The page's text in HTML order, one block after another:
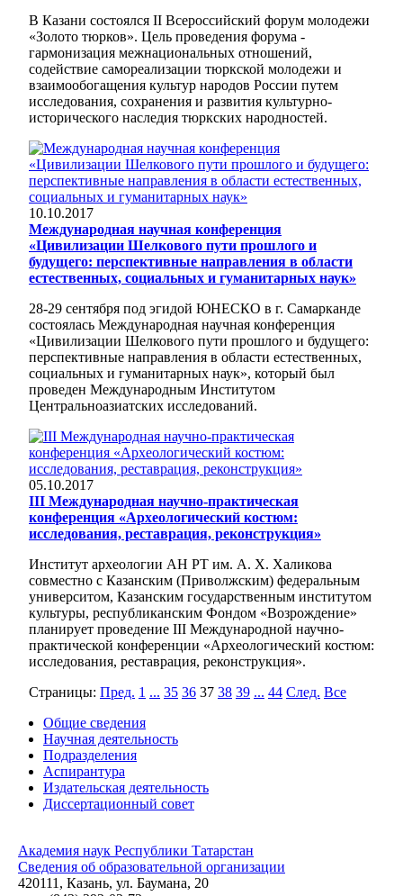
В Казани состоялся II Всероссийский форум молодежи
«Золото тюрков». Цель проведения форума -
гармонизация межнациональных отношений,
содействие самореализации тюркской молодежи и
взаимообогащения культур народов России путем
исследования, сохранения и развития культурно-
исторического наследия тюркских народностей.
10.10.2017
Международная научная конференция
«Цивилизации Шелкового пути прошлого и
будущего: перспективные направления в области
естественных, социальных и гуманитарных наук»
28-29 сентября под эгидой ЮНЕСКО в г. Самарканде
состоялась Международная научная конференция
«Цивилизации Шелкового пути прошлого и будущего:
перспективные направления в области естественных,
социальных и гуманитарных наук», который был
проведен Международным Институтом
Центральноазиатских исследований.
05.10.2017
III Международная научно-практическая
конференция «Археологический костюм:
исследования, реставрация, реконструкция»
Институт археологии АН РТ им. А. Х. Халикова
совместно с Казанским (Приволжским) федеральным
университом, Казанским государственным институтом
культуры, республиканским Фондом «Возрождение»
планирует проведение III Международной научно-
практической конференции «Археологический костюм:
исследования, реставрация, реконструкция».
Страницы: Пред. 1 ... 35 36 37 38 39 ... 44 След. Все
Общие сведения
Научная деятельность
Подразделения
Аспирантура
Издательская деятельность
Диссертационный совет
Академия наук Республики Татарстан
Сведения об образовательной организации
420111, Казань, ул. Баумана, 20